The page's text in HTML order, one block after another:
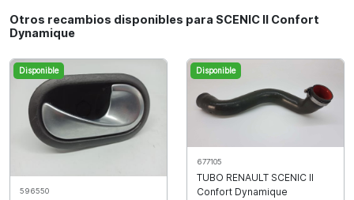
Otros recambios disponibles para SCENIC II Confort
Dynamique
Disponible
596550
Disponible
677105
TUBO RENAULT SCENIC II
Confort Dynamique